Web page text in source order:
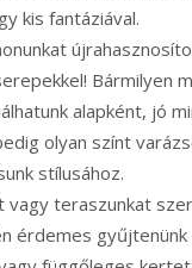
kis fantáziával.
Bármilyen
alapként, jó
olyan színt
stílusához.
vagy teraszunkat
érdemes gyűjtenünk